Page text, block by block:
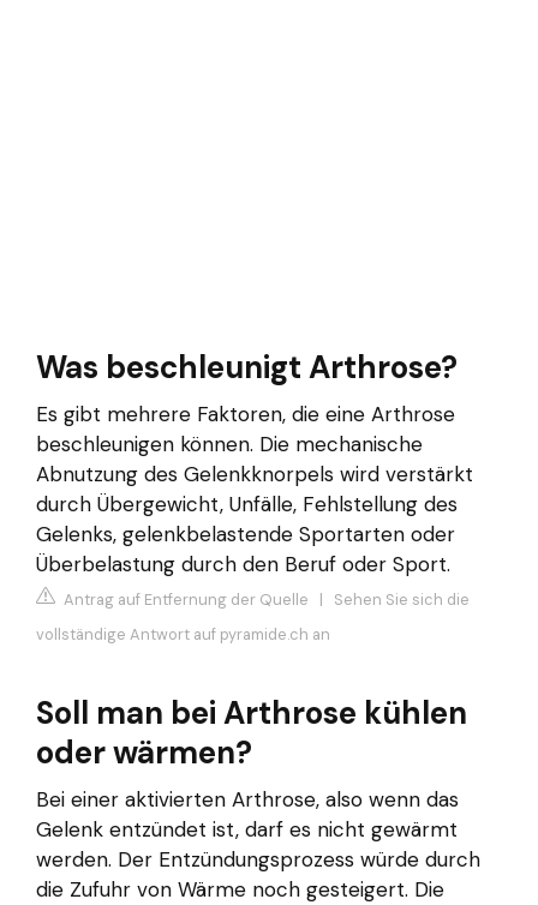
Was beschleunigt Arthrose?
Es gibt mehrere Faktoren, die eine Arthrose
beschleunigen können. Die mechanische
Abnutzung des Gelenkknorpels wird verstärkt
durch Übergewicht, Unfälle, Fehlstellung des
Gelenks, gelenkbelastende Sportarten oder
Überbelastung durch den Beruf oder Sport.
Antrag auf Entfernung der Quelle | Sehen Sie sich die
vollständige Antwort auf pyramide.ch an
Soll man bei Arthrose kühlen
oder wärmen?
Bei einer aktivierten Arthrose, also wenn das
Gelenk entzündet ist, darf es nicht gewärmt
werden. Der Entzündungsprozess würde durch
die Zufuhr von Wärme noch gesteigert. Die